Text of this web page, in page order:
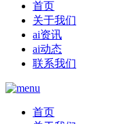
首页
关于我们
ai资讯
ai动态
联系我们
首页